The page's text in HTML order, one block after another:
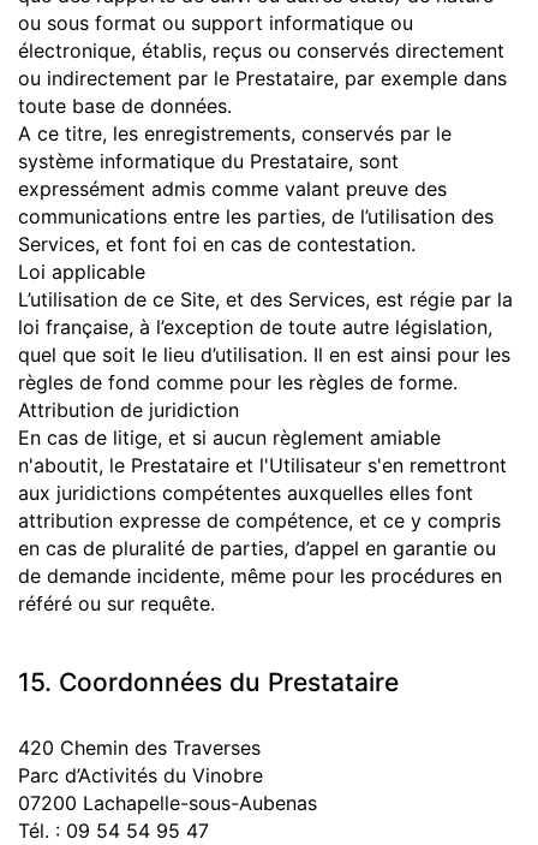
ou sous format ou support informatique ou
électronique, établis, reçus ou conservés directement
ou indirectement par le Prestataire, par exemple dans
toute base de données.
A ce titre, les enregistrements, conservés par le
système informatique du Prestataire, sont
expressément admis comme valant preuve des
communications entre les parties, de l’utilisation des
Services, et font foi en cas de contestation.
Loi applicable
L’utilisation de ce Site, et des Services, est régie par la
loi française, à l’exception de toute autre législation,
quel que soit le lieu d’utilisation. Il en est ainsi pour les
règles de fond comme pour les règles de forme.
Attribution de juridiction
En cas de litige, et si aucun règlement amiable
n'aboutit, le Prestataire et l'Utilisateur s'en remettront
aux juridictions compétentes auxquelles elles font
attribution expresse de compétence, et ce y compris
en cas de pluralité de parties, d’appel en garantie ou
de demande incidente, même pour les procédures en
référé ou sur requête.
15. Coordonnées du Prestataire
420 Chemin des Traverses
Parc d’Activités du Vinobre
07200 Lachapelle-sous-Aubenas
Tél. : 09 54 54 95 47